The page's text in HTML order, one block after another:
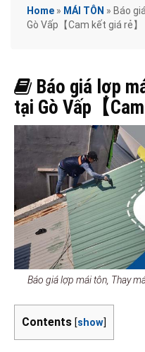
Home » MÁI TÔN » Báo
Gò Vấp【Cam kết giá rẻ】
Báo giá lợp
tại Gò Vấp【
Báo giá lợp mái tôn, Thay
Contents [show]